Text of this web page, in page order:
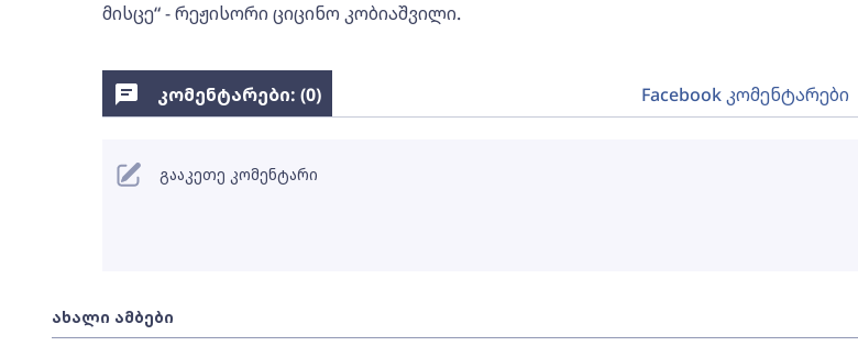
მისცე“ - რეჟისორი ციცინო კობიაშვილი.
ახალი ამბები
კომენტარები: (0) Facebook კომენტარები
გააკეთე კომენტარი